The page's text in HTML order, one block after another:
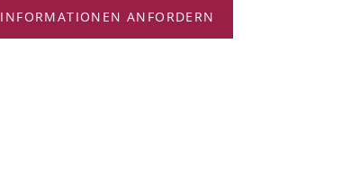
INFORMATIONEN ANFORDERN